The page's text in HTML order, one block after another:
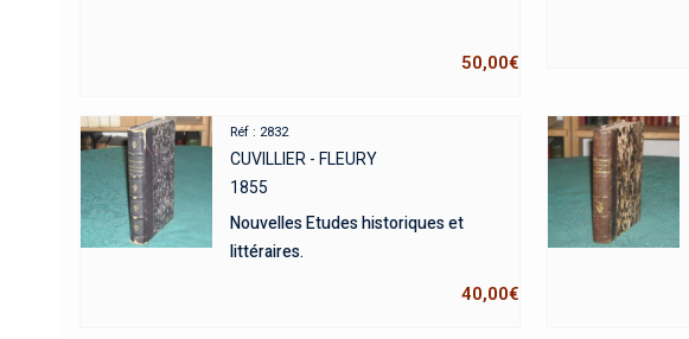
50,00€
Réf : 2832
CUVILLIER - FLEURY
1855
Nouvelles Etudes historiques et
littéraires.
40,00€